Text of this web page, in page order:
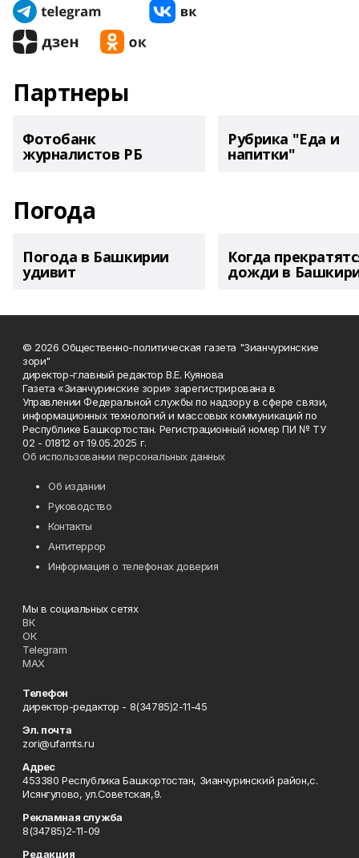
Партнеры
Фотобанк
журналистов РБ
Рубрика "Еда и
напитки"
Погода
Погода в Башкирии
удивит
Когда
дожди в
© 2026 Общественно-политическая газета "Зианчуринские
зори"
директор-главный редактор В.Е. Куянова
Газета «Зианчуринские зори» зарегистрирована в
Управлении Федеральной службы по надзору в сфере связи,
информационных технологий и массовых коммуникаций по
Республике Башкортостан. Регистрационный номер ПИ № ТУ
02 - 01812 от 19.05.2025 г.
Об использовании персональных данных
Об издании
Руководство
Контакты
Антитеррор
Информация о телефонах доверия
Мы в социальных сетях
ВК
ОК
Telegram
MAX
Телефон
директор-редактор - 8(34785)2-11-45
Эл. почта
zori@ufamts.ru
Адрес
453380 Республика Башкортостан, Зианчуринский район,с.
Исянгулово, ул.Советская,9.
Рекламная служба
8(34785)2-11-09
Редакция